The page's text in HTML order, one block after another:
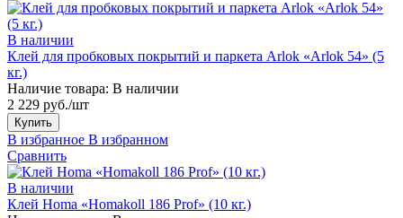
В наличии
Клей для пробковых покрытий и паркета Arlok «Arlok 54» (5
кг.)
Наличие товара: В наличии
2 229 руб./шт
Купить
В избранное В избранном
Сравнить
В наличии
Клей Homa «Homakoll 186 Prof» (10 кг.)